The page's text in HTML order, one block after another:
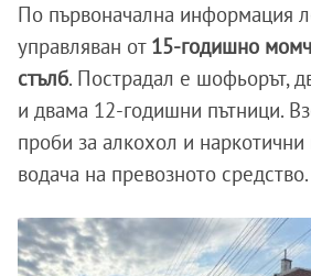
По първоначална информация
управляван от 15-годишно
стълб. Пострадал е шофьорът,
и двама 12-годишни пътници.
проби за алкохол и
водача на превозното средство.